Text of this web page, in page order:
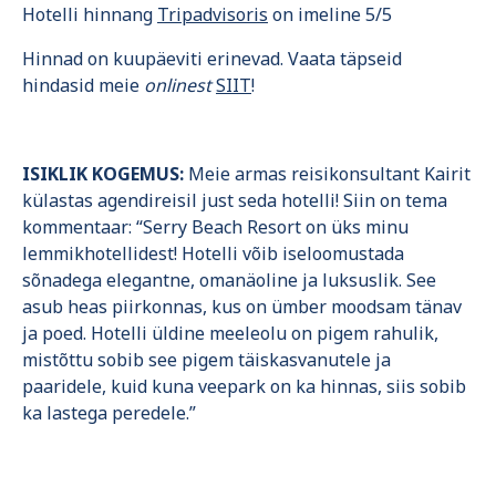
Hotelli hinnang Tripadvisoris on imeline 5/5
Hinnad on kuupäeviti erinevad. Vaata täpseid
hindasid meie onlinestSIIT!
ISIKLIK KOGEMUS: Meie armas reisikonsultant Kairit
külastas agendireisil just seda hotelli! Siin on tema
kommentaar: “Serry Beach Resort on üks minu
lemmikhotellidest! Hotelli võib iseloomustada
sõnadega elegantne, omanäoline ja luksuslik. See
asub heas piirkonnas, kus on ümber moodsam tänav
ja poed. Hotelli üldine meeleolu on pigem rahulik,
mistõttu sobib see pigem täiskasvanutele ja
paaridele, kuid kuna veepark on ka hinnas, siis sobib
ka lastega peredele.”